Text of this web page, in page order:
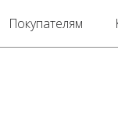
Контакты